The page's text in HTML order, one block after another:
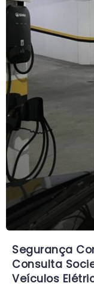
Segurança
Consulta
Veículos